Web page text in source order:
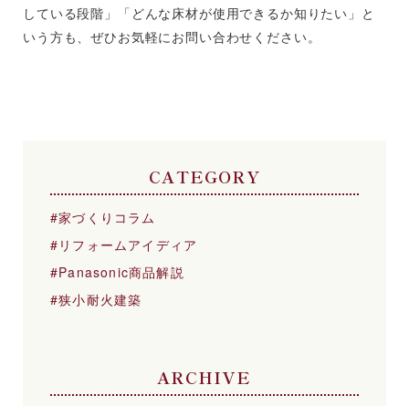
CATEGORY
家づくりコラム
リフォームアイディア
Panasonic商品解説
狭小耐火建築
ARCHIVE
している段階」「どんな床材が使用できるか知りたい」と
いう方も、ぜひお気軽にお問い合わせください。